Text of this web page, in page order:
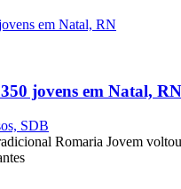
jovens em Natal, RN
SDB
Romaria Jovem